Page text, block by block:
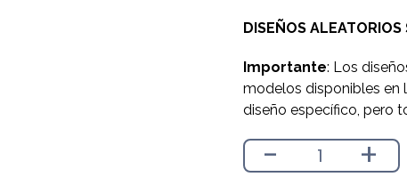
$1.990.
$1.790.
DISEÑOS
Importante: Los
modelos disponibles en
diseño específico, pero
- +